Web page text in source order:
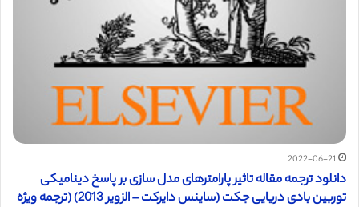
2022-06-21
دانلود ترجمه مقاله تاثیر پارامترهای مدل سازی بر پاسخ دینامیکی
توربین بادی دریایی جکت (ساینس دایرکت – الزویر 2013) (ترجمه ویژه